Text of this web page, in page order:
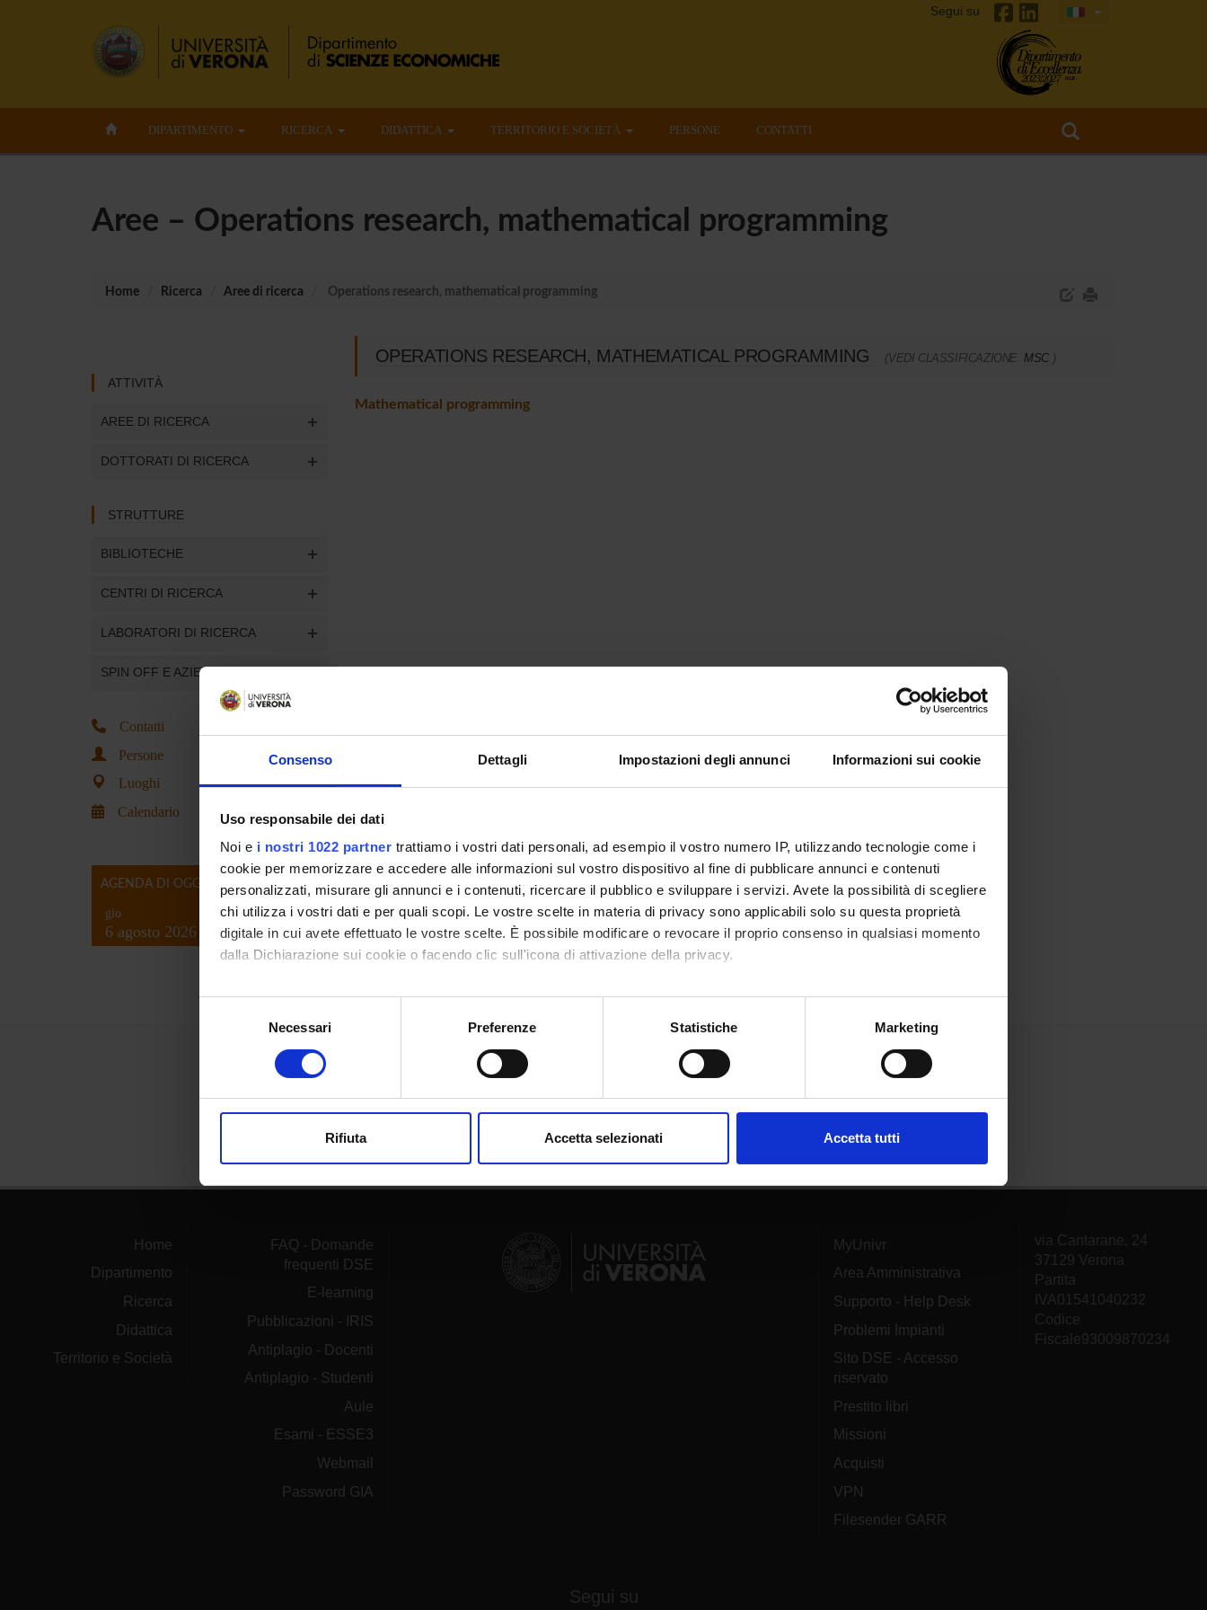
Consenso Dettagli Impostazioni degli annunci Informazioni sui cookie
Uso responsabile dei dati
Noi e i nostri 1022 partner trattiamo i vostri dati personali, ad esempio il vostro numero IP, utilizzando tecnologie come i
cookie per memorizzare e accedere alle informazioni sul vostro dispositivo al fine di pubblicare annunci e contenuti
personalizzati, misurare gli annunci e i contenuti, ricercare il pubblico e sviluppare i servizi. Avete la possibilità di scegliere
chi utilizza i vostri dati e per quali scopi. Le vostre scelte in materia di privacy sono applicabili solo su questa proprietà
digitale in cui avete effettuato le vostre scelte. È possibile modificare o revocare il proprio consenso in qualsiasi momento
dalla Dichiarazione sui cookie o facendo clic sull'icona di attivazione della privacy.
Con il tuo consenso, vorremmo anche:
raccogliere informazioni sulla tua posizione geografica, con un'approssimazione di qualche metro,
digitali).
modificare o ritirare il tuo consenso in qualsiasi momento dalla Dichiarazione sui cookie.
Necessari Preferenze Statistiche Marketing
Rifiuta Accetta selezionati Accetta tutti
Segui su
DIPARTIMENTO RICERCA DIDATTICA TERRITORIO E SOCIETÀ PERSONE CONTATTI
Aree – Operations research, mathematical programming
Home Ricerca Aree di ricerca Operations research, mathematical programming
ATTIVITÀ
AREE DI RICERCA
DOTTORATI DI RICERCA
STRUTTURE
BIBLIOTECHE
CENTRI DI RICERCA
LABORATORI DI RICERCA
SPIN OFF E AZIENDE
Contatti
Persone
Luoghi
Calendario
AGENDA DI OGGI
gio
6 agosto 2026
OPERATIONS RESEARCH, MATHEMATICAL PROGRAMMING (VEDI CLASSIFICAZIONE MSC
Mathematical programming
Home
Dipartimento
Ricerca
Didattica
Territorio e Società
FAQ - Domande
frequenti DSE
E-learning
Pubblicazioni - IRIS
Antiplagio - Docenti
Antiplagio - Studenti
Aule
Esami - ESSE3
Webmail
Password GIA
MyUnivr
Area Amministrativa
Supporto - Help Desk
Problemi Impianti
Sito DSE - Accesso
riservato
Prestito libri
Missioni
Acquisti
VPN
Filesender GARR
via Cantarane, 24
37129 Verona
Partita
IVA01541040232
Codice
Fiscale93009870234
Segui su